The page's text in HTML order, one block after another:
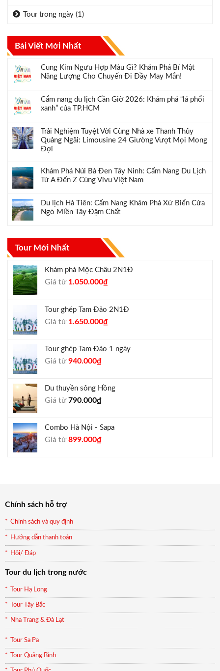
Tour trong ngày (1)
Bài Viết Mới Nhất
Cung Kim Ngưu Hợp Màu Gì? Khám Phá Bí Mật
Năng Lượng Cho Chuyến Đi Đầy May Mắn!
Cẩm nang du lịch Cần Giờ 2026: Khám phá “lá phổi
xanh” của TP.HCM
Trải Nghiệm Tuyệt Vời Cùng Nhà xe Thanh Thủy
Quảng Ngãi: Limousine 24 Giường Vượt Mọi Mong
Đợi
Khám Phá Núi Bà Đen Tây Ninh: Cẩm Nang Du Lịch
Từ A Đến Z Cùng Vivu Việt Nam
Du lịch Hà Tiên: Cẩm Nang Khám Phá Xứ Biển Cửa
Ngõ Miền Tây Đậm Chất
Tour Mới Nhất
Khám phá Mộc Châu 2N1Đ
Giá từ Giá
1.300.000₫.
1.050.000₫Giá
là:
Tour ghép Tam Đảo 2N1Đ
Giá từ Giá
1.800.000₫.
1.650.000₫Giá
là:
Tour ghép Tam Đảo 1 ngày
Giá từGiá
1.000.000₫.
940.000₫Giá
là:
Du thuyền sông Hồng
Giá từ790.000₫
Combo Hà Nội - Sapa
Giá từGiá
899.000₫Giá
Chính sách hỗ trợ
Chính sách và quy định
Hướng dẫn thanh toán
Hỏi/ Đáp
Tour du lịch trong nước
Tour Hạ Long
Tour Tây Bắc
Nha Trang & Đà Lạt
Tour Sa Pa
Tour Quảng Bình